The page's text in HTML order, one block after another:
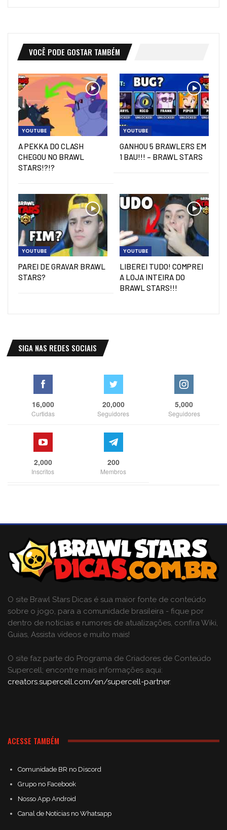
VOCÊ PODE GOSTAR TAMBÉM
YOUTUBE
A PEKKA DO CLASH
CHEGOU NO BRAWL
STARS!?!?
YOUTUBE
GANHOU 5 BRAWLERS EM
1 BAU!!! – BRAWL STARS
YOUTUBE
PAREI DE GRAVAR BRAWL
STARS?
YOUTUBE
LIBEREI TUDO! COMPREI
A LOJA INTEIRA DO
BRAWL STARS!!!
SIGA NAS REDES SOCIAIS
16,000
Curtidas
20,000
Seguidores
5,000
Seguidores
2,000
Inscritos
200
Membros
O site Brawl Stars Dicas é sua maior fonte de conteúdo
sobre o jogo, para a comunidade brasileira - fique por
dentro de notícias e rumores de atualizações, confira Wiki,
Guias, Assista vídeos e muito mais!
O site faz parte do Programa de Criadores de Conteúdo
Supercell; encontre mais informações aqui:
creators.supercell.com/en/supercell-partner.
ACESSE TAMBÉM
Comunidade BR no Discord
Grupo no Facebook
Nosso App Android
Canal de Notícias no Whatsapp